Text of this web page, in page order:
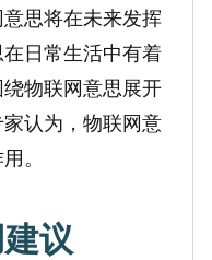
思将在未来发挥
日常生活中有着
物联网意思展开
认为，物联网意
。
议